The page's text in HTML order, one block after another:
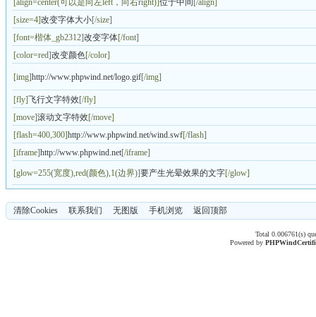
[align=center(可以是向左left，向右right)]位于中间 [/align]
[size=4]改变字体大小[/size]
[font=楷体_gb2312]改变字体[/font]
[color=red]改变颜色[/color]
[img]http://www.phpwind.net/logo.gif[/img]
[fly]飞行文字特效[/fly]
[move]滚动文字特效[/move]
[flash=400,300]http://www.phpwind.net/wind.swf[/flash]
[iframe]http://www.phpwind.net[/iframe]
[glow=255(宽度),red(颜色),1(边界)]要产生光晕效果的文字[/glow]
清除Cookies 联系我们 无图版 手机浏览 返回顶部
Total 0.006761(s)
Powered byPHPWind